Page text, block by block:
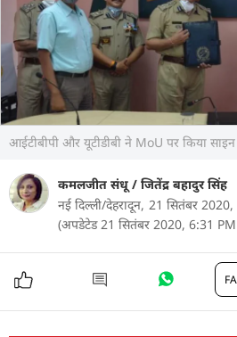
आईटीबीपी और यूटीडीबी ने MoU पर किया
कमलजीत संधू / जितेंद्र बहादुर सिंह
नई दिल्ली/देहरादून, 21 सितंबर 2020,
(अपडेटेड 21 सितंबर 2020, 6:31